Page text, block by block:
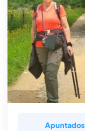
Apuntados